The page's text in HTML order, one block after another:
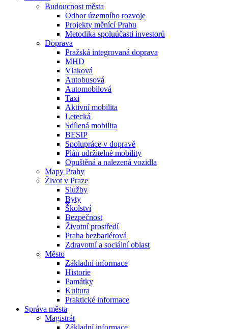
Budoucnost města
Odbor územního rozvoje
Projekty měnící Prahu
Metodika spoluúčasti investorů
Doprava
Pražská integrovaná doprava
MHD
Vlaková
Autobusová
Automobilová
Taxi
Aktivní mobilita
Letecká
Sdílená mobilita
BESIP
Spolupráce v dopravě
Plán udržitelné mobility
Opuštěná a nalezená vozidla
Mapy Prahy
Život v Praze
Služby
Byty
Školství
Bezpečnost
Životní prostředí
Praha bezbariérová
Zdravotní a sociální oblast
Město
Základní informace
Historie
Památky
Kultura
Praktické informace
Správa města
Magistrát
Základní informace